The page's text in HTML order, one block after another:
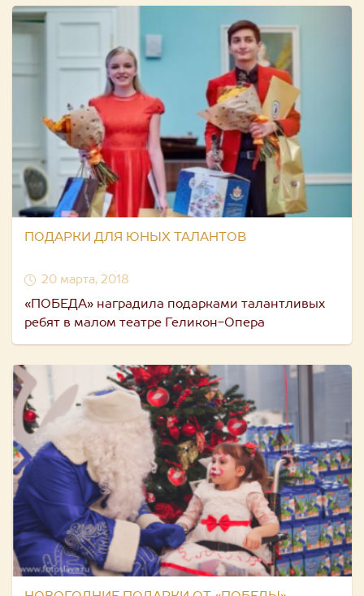
ПОДАРКИ ДЛЯ ЮНЫХ ТАЛАНТОВ
20 марта, 2018
«ПОБЕДА» наградила подарками талантливых
ребят в малом театре Геликон-Опера